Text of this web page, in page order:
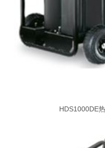
HDS1000DE